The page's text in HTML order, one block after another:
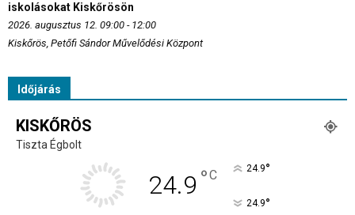
iskolásokat Kiskőrösön
2026. augusztus 12. 09:00 - 12:00
Kiskőrös, Petőfi Sándor Művelődési Központ
Időjárás
KISKŐRÖS
Tiszta Égbolt
24.9 °C 24.9°
24.9°